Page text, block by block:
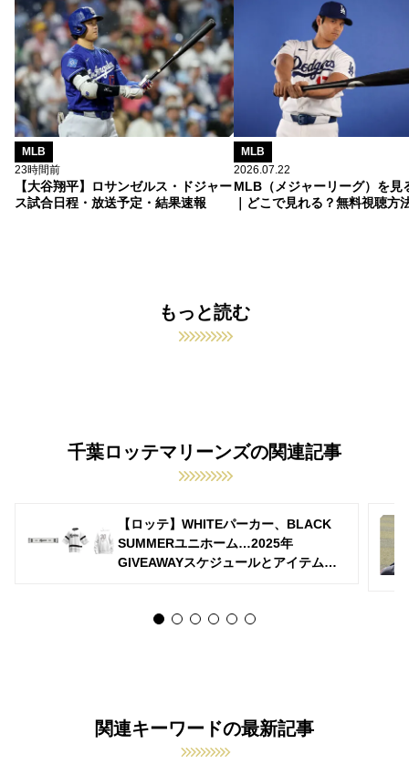
MLB
23時間前
【大谷翔平】ロサンゼルス・ドジャー
ス試合日程・放送予定・結果速報
MLB
2026.07.22
MLB（メジャーリーグ）を見
｜どこで見れる？無料視聴方
もっと読む
千葉ロッテマリーンズの関連記事
【ロッテ】WHITEパーカー、BLACK
SUMMERユニホーム…2025年
GIVEAWAYスケジュールとアイテム決
関連キーワードの最新記事